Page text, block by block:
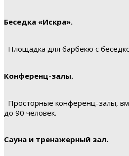
Беседка «Искра».
Площадка для барбекю с
Конференц-залы.
Просторные конференц-залы,
до 90 человек.
Сауна и тренажерный зал.